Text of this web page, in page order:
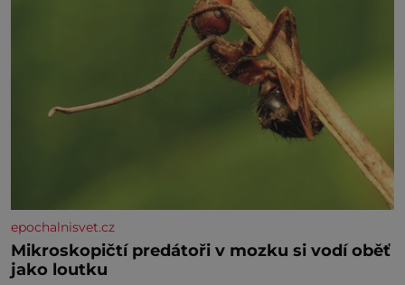
epochalnisvet.cz
Mikroskopičtí predátoři v mozku si vodí oběť
jako loutku